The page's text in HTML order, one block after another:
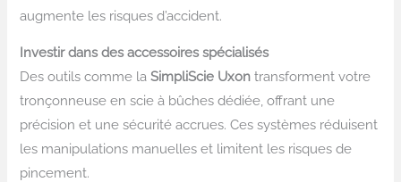
augmente les risques d’accident.
Investir dans des accessoires spécialisés
Des outils comme laSimpliScie Uxon transforment votre
tronçonneuse en scie à bûches dédiée, offrant une
précision et une sécurité accrues. Ces systèmes réduisent
les manipulations manuelles et limitent les risques de
pincement.